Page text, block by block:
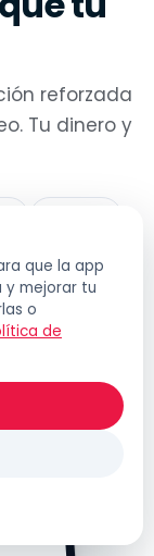
reforzada
Tu dinero y
que la app
y mejorar tu
o
de